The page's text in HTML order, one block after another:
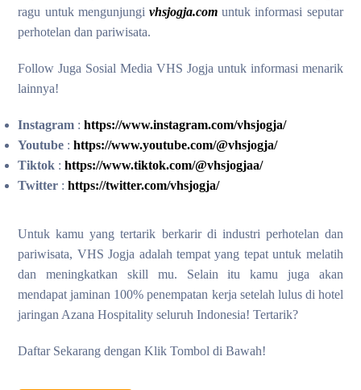
ragu untuk mengunjungi vhsjogja.com untuk informasi seputar
perhotelan dan pariwisata.
Follow Juga Sosial Media VHS Jogja untuk informasi menarik
lainnya!
Instagram : https://www.instagram.com/vhsjogja/
Youtube : https://www.youtube.com/@vhsjogja/
Tiktok : https://www.tiktok.com/@vhsjogjaa/
Twitter :https://twitter.com/vhsjogja/
Untuk kamu yang tertarik berkarir di industri perhotelan dan
pariwisata, VHS Jogja adalah tempat yang tepat untuk melatih
dan meningkatkan skill mu. Selain itu kamu juga akan
mendapat jaminan 100% penempatan kerja setelah lulus di hotel
jaringan Azana Hospitality seluruh Indonesia! Tertarik?
Daftar Sekarang dengan Klik Tombol di Bawah!